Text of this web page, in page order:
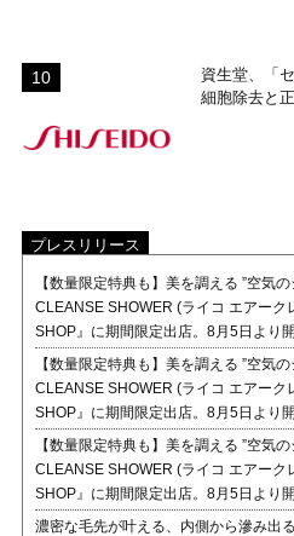
資生堂、「
細胞除去と
プレスリリース
【数量限定特典も】美を調える ”空気
CLEANSE SHOWER (ライコ エアーク
SHOP』に期間限定出店。8月5日より
【数量限定特典も】美を調える ”空気
CLEANSE SHOWER (ライコ エアーク
SHOP』に期間限定出店。8月5日より
【数量限定特典も】美を調える ”空気
CLEANSE SHOWER (ライコ エアーク
SHOP』に期間限定出店。8月5日より
濃密な毛先が叶える、内側から滲み出